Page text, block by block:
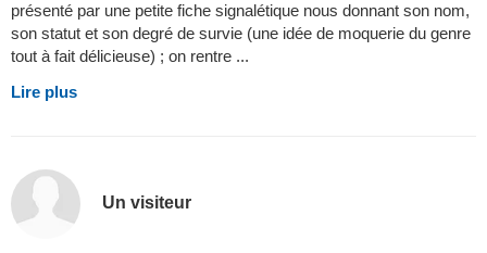
présenté par une petite fiche signalétique nous donnant son nom,
son statut et son degré de survie (une idée de moquerie du genre
tout à fait délicieuse) ; on rentre ...
Lire plus
Un visiteur